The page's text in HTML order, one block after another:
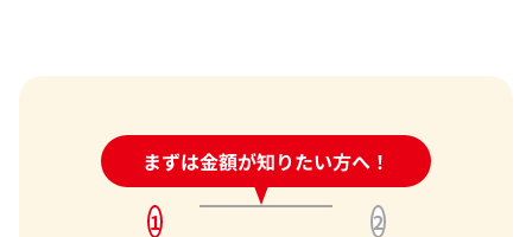
まずは金額が知りたい方へ！
24時間受付中!問い合わせフォーム
1
2